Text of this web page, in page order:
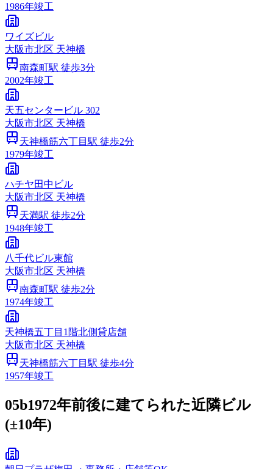
1986年竣工
ワイズビル
大阪市北区 天神橋
南森町駅 徒歩3分
2002年竣工
天五センタービル 302
大阪市北区 天神橋
天神橋筋六丁目 駅 徒歩2分
1979年竣工
ハチヤ田中ビル
大阪市北区 天神橋
天満駅 徒歩2分
1948年竣工
八千代ビル東館
大阪市北区 天神橋
南森町駅 徒歩2分
1974年竣工
天神橋五丁目1階北側貸店舗
大阪市北区 天神橋
天神橋筋六丁目 駅 徒歩4分
1957年竣工
05b1972年前後に建てられた近隣ビル
(±10年)